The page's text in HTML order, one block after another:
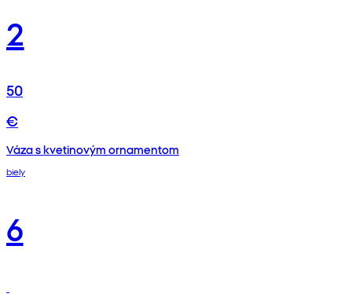
2
50
€
Váza s kvetinovým ornamentom
biely
6